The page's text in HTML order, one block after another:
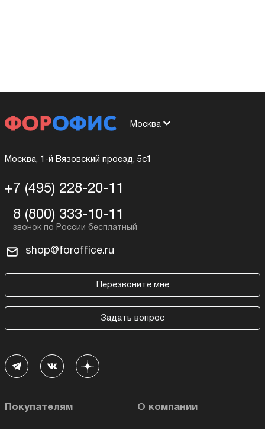
Москва
Москва, 1-й Вязовский проезд, 5с1
+7 (495) 228-20-11
8 (800) 333-10-11
shop@foroffice.ru
Перезвоните мне
Задать вопрос
Покупателям О компании